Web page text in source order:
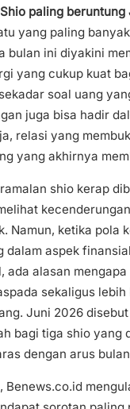
Shio paling beruntung
yang paling
bulan ini diyakini
yang cukup kuat
soal uang
juga bisa hadir
relasi yang
yang akhirnya
shio kerap
Namun, ketika pola
dalam aspek
ada alasan
sekaligus lebih
Juni 2026
bagi tiga shio yang
dengan arus
Benews.co.id